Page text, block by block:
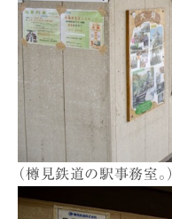
（樽見鉄道の駅事務室。）